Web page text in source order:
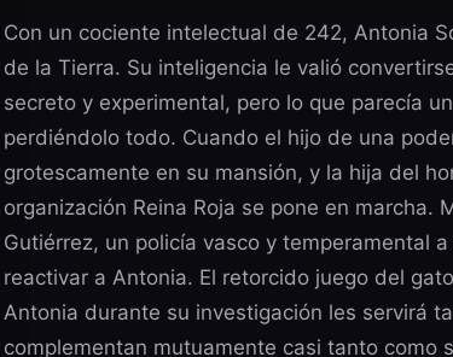
Con un cociente intelectual de 242, Antonia
de la Tierra. Su inteligencia le valió
secreto y experimental, pero lo que parecía
perdiéndolo todo. Cuando el hijo de una
grotescamente en su mansión, y la hija del
organización Reina Roja se pone en marcha.
Gutiérrez, un policía vasco y temperamental
reactivar a Antonia. El retorcido juego del
Antonia durante su investigación les servirá
complementan mutuamente casi tanto como